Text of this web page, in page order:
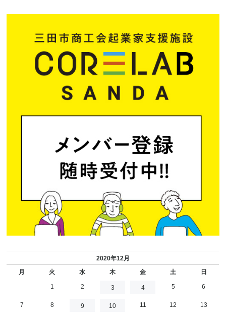
2020年12月
月
火 水 木 金 土 日
1 2 3 4 5 6
7 8 9 10 11 12 13